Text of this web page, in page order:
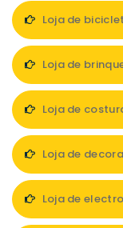
Loja de
Loja de
Loja de
Loja de
Loja de